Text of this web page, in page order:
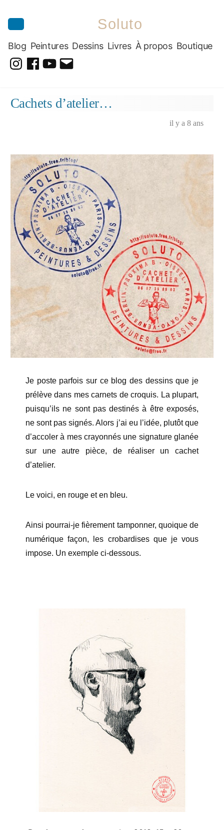
Soluto
Blog Peintures Dessins Livres À propos Boutique
Dessins
Cachets d’atelier…
il y a 8 ans
Je poste parfois sur ce blog des dessins que je
prélève dans mes carnets de croquis. La plupart,
puisqu’ils ne sont pas destinés à être exposés,
ne sont pas signés. Alors j’ai eu l’idée, plutôt que
d’accoler à mes crayonnés une signature glanée
sur une autre pièce, de réaliser un cachet
d’atelier.
Le voici, en rouge et en bleu.
Ainsi pourrai-je fièrement tamponner, quoique de
numérique façon, les crobardises que je vous
impose. Un exemple ci-dessous.